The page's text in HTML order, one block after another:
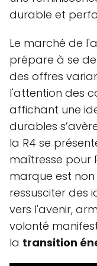
durable et
Le marché de
prépare à se
des offres
l'attention des
affichant une
durables
la R4 se
maîtresse pour
marque est
ressusciter des
vers l'avenir,
volonté
la transition